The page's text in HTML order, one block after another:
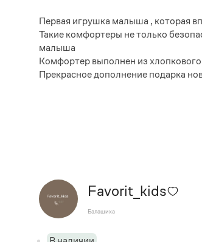
Первая игрушка малыша , которая
Такие комфортеры не только
малыша
Комфортер выполнен из
Прекрасное дополнение подарка
Favorit_kids
Балашиха